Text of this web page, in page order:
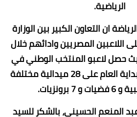
الرياضية.
ان التعاون الكبير بين الوزارة
اللاعبين المصريين وادائهم خلال
حصل لاعبو المنتخب الوطني في
الفترة الماضية منذ بداية العام على 28 ميدالية مختلفة
المنعم الحسيني، بالشكر للسيد